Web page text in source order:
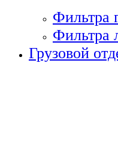
Фильтра
Фильтра
Грузовой